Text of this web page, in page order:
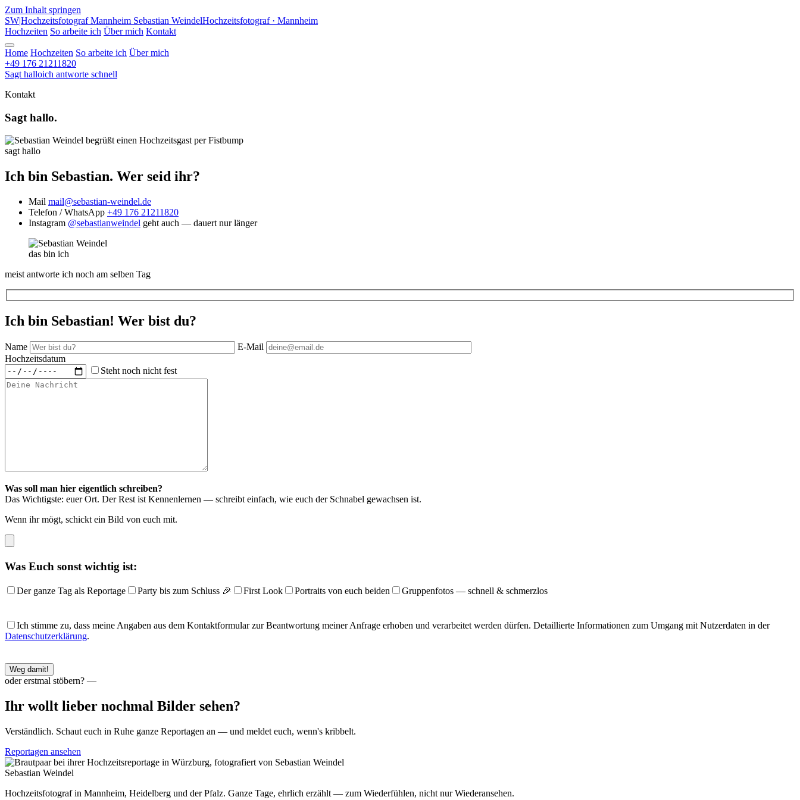
Zum Inhalt springen
SW|Hochzeitsfotograf Mannheim Sebastian WeindelHochzeitsfotograf · Mannheim
Hochzeiten So arbeite ich Über mich Kontakt
Home Hochzeiten So arbeite ich Über mich
+49 176 21211820
Sagt halloich antworte schnell
Kontakt
Sagt hallo.
sagt hallo
Ich bin Sebastian. Wer seid ihr?
Mail mail@sebastian-weindel.de
Telefon / WhatsApp +49 176 21211820
Instagram @sebastianweindel geht auch — dauert nur länger
das bin ich
meist antworte ich noch am selben Tag
Ich bin Sebastian! Wer bist du?
Name
E-Mail
Hochzeitsdatum
Steht noch nicht fest
Was soll man hier eigentlich schreiben?
Das Wichtigste: euer Ort. Der Rest ist Kennenlernen — schreibt einfach, wie euch der Schnabel gewachsen ist.
Wenn ihr mögt, schickt ein Bild von euch mit.
Was Euch sonst wichtig ist:
Der ganze Tag als Reportage Party bis zum Schluss 🎉 First Look Portraits von euch beiden Gruppenfotos — schnell & schmerzlos
Bitte
lasse
leer.
Ich stimme zu, dass meine Angaben aus dem Kontaktformular zur Beantwortung meiner Anfrage erhoben und verarbeitet werden dürfen. Detaillierte Informationen zum Umgang mit Nutzerdaten in der
Datenschutzerklärung.
oder erstmal stöbern? —
Ihr wollt lieber nochmal Bilder sehen?
Verständlich. Schaut euch in Ruhe ganze Reportagen an — und meldet euch, wenn's kribbelt.
Reportagen ansehen
Sebastian Weindel
Hochzeitsfotograf in Mannheim, Heidelberg und der Pfalz. Ganze Tage, ehrlich erzählt — zum Wiederfühlen, nicht nur Wiederansehen.